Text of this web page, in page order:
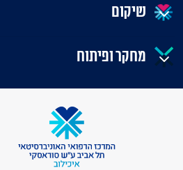
שיקום
מחקר ופיתוח